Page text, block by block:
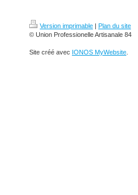
Version imprimable | Plan du site
© Union Professionelle Artisanale 84
Site créé avec IONOS MyWebsite